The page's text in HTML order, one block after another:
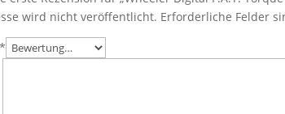
wird nicht veröffentlicht. Erforderliche Felder
*